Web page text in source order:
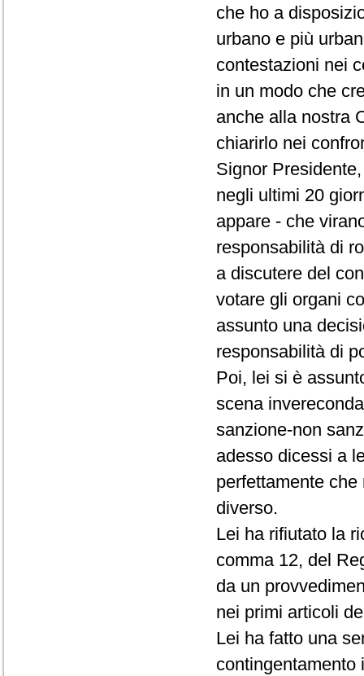
che ho a
urbano e più
contestazioni nei
in un modo che
anche alla nostra
chiarirlo nei
Signor
negli ultimi 20
appare - che
responsabilità di
a discutere del
votare gli organi
assunto una
responsabilità di
Poi, lei si è
scena
sanzione-non
adesso dicessi a
perfettamente
diverso.
Lei ha rifiutato la
comma 12, del
da un
nei primi articoli
Lei ha fatto una
contingentamento